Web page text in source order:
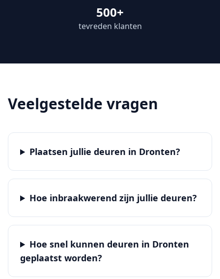
500+
tevreden klanten
Veelgestelde vragen
Plaatsen jullie deuren in Dronten?
Hoe inbraakwerend zijn jullie deuren?
Hoe snel kunnen deuren in Dronten
geplaatst worden?